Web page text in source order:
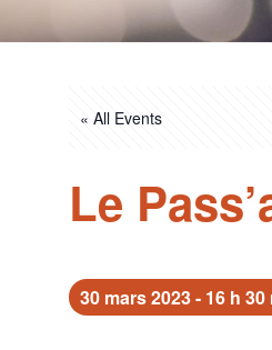
« All Events
Le
30 mars 2023 - 16 h 30